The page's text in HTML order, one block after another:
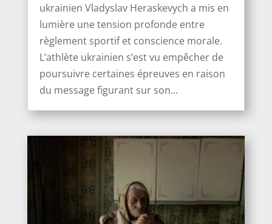
ukrainien Vladyslav Heraskevych a mis en
lumière une tension profonde entre
règlement sportif et conscience morale.
L’athlète ukrainien s’est vu empêcher de
poursuivre certaines épreuves en raison
du message figurant sur son...